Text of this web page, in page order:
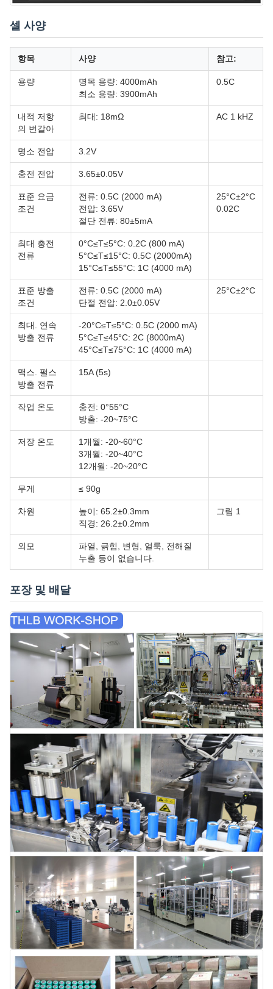
셀 사양
항목 사양 참고:
용량
명목 용량: 4000mAh
최소 용량: 3900mAh
0.5C
내적 저항
의 번갈아
최대: 18mΩ AC 1 kHZ
명소 전압 3.2V
충전 전압 3.65±0.05V
표준 요금
조건
전류: 0.5C (2000 mA)
전압: 3.65V
절단 전류: 80±5mA
25°C±2°C
0.02C
최대 충전
전류
0°C≤T≤5°C: 0.2C (800 mA)
5°C≤T≤15°C: 0.5C (2000mA)
15°C≤T≤55°C: 1C (4000 mA)
표준 방출
조건
전류: 0.5C (2000 mA)
단절 전압: 2.0±0.05V
25°C±2°C
최대. 연속
방출 전류
-20°C≤T≤5°C: 0.5C (2000 mA)
5°C≤T≤45°C: 2C (8000mA)
45°C≤T≤75°C: 1C (4000 mA)
맥스. 펄스
방출 전류
15A (5s)
작업 온도
충전: 0°55°C
방출: -20~75°C
저장 온도
1개월: -20~60°C
3개월: -20~40°C
12개월: -20~20°C
무게 ≤ 90g
차원
높이: 65.2±0.3mm
직경: 26.2±0.2mm
그림 1
외모
파열, 긁힘, 변형, 얼룩, 전해질
누출 등이 없습니다.
포장 및 배달